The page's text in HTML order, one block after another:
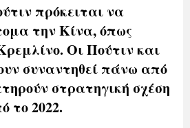
πρόκειται να
την Κίνα, όπως
Οι Πούτιν και
συναντηθεί πάνω από
στρατηγική σχέση
το 2022.